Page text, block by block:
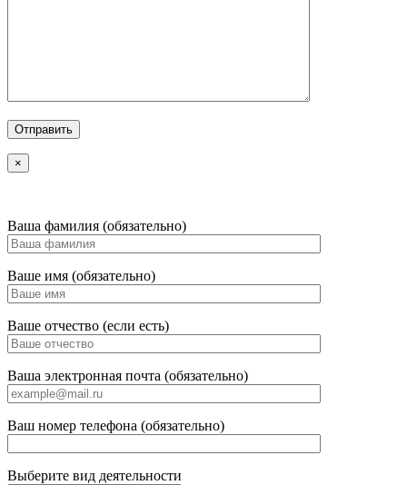
×
Ваша фамилия (обязательно)
Ваше имя (обязательно)
Ваше отчество (если есть)
Ваша электронная почта (обязательно)
Ваш номер телефона (обязательно)
Выберите вид деятельности